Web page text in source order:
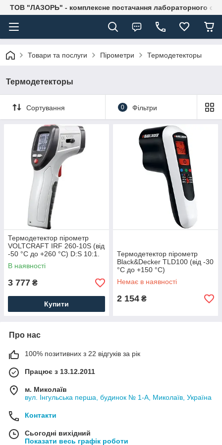
ТОВ "ЛАЗОРЬ" - комплексне постачання лабораторного
Товари та послуги Пірометри Термодетекторы
Термодетекторы
Сортування 0 Фільтри
Термодетектор пірометр
VOLTCRAFT IRF 260-10S (від
-50 °C до +260 °C) D:S 10:1.
Германия
В наявності
3 777 ₴
Купити
Термодетектор пірометр
Black&Decker TLD100 (від -30
°C до +150 °C)
Немає в наявності
2 154 ₴
Про нас
100% позитивних з 22 відгуків за рік
Працює з 13.12.2011
м. Миколаїв
вул. Інгульська перша, будинок № 1-А, Миколаїв, Україна
Контакти
Сьогодні вихідний
Показати весь графік роботи